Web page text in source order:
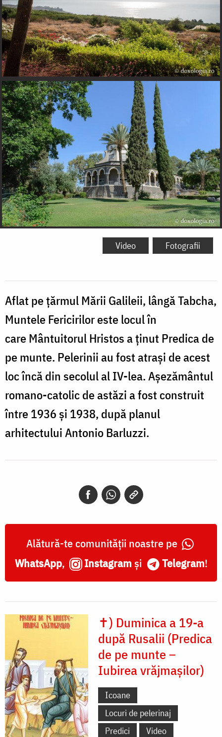
Video Fotografii
Aflat pe ţărmul Mării Galileii, lângă Tabcha,
Muntele Fericirilor este locul în
care Mântuitorul Hristos a ţinut Predica de
pe munte. Pelerinii au fost atraşi de acest
loc încă din secolul al IV-lea. Aşezământul
romano-catolic de astăzi a fost construit
între 1936 şi 1938, după planul
arhitectului Antonio Barluzzi.
Alătură-te comunității noastre pe
WhatsApp, Instagram și Telegram!
✝) Duminica a 19-a
după Rusalii (Predica
de pe munte –
Iubirea vrăjmașilor)
Icoane
Locuri de pelerinaj
Predici
Video